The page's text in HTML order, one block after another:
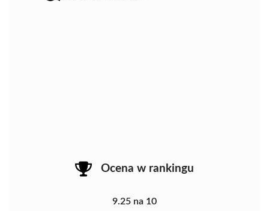
Ocena w rankingu
9.25 na 10